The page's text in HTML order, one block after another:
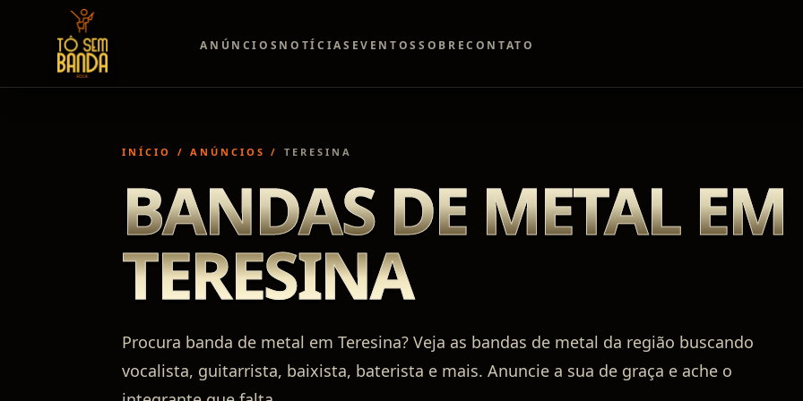
ANÚNCIOS NOTÍCIAS EVENTOSSOBRECONTATO
INÍCIO / ANÚNCIOS / TERESINA
BANDAS DE METAL EM
TERESINA
Procura banda de metal em Teresina? Veja as bandas de metal da região buscando
vocalista, guitarrista, baixista, baterista e mais. Anuncie a sua de graça e ache o